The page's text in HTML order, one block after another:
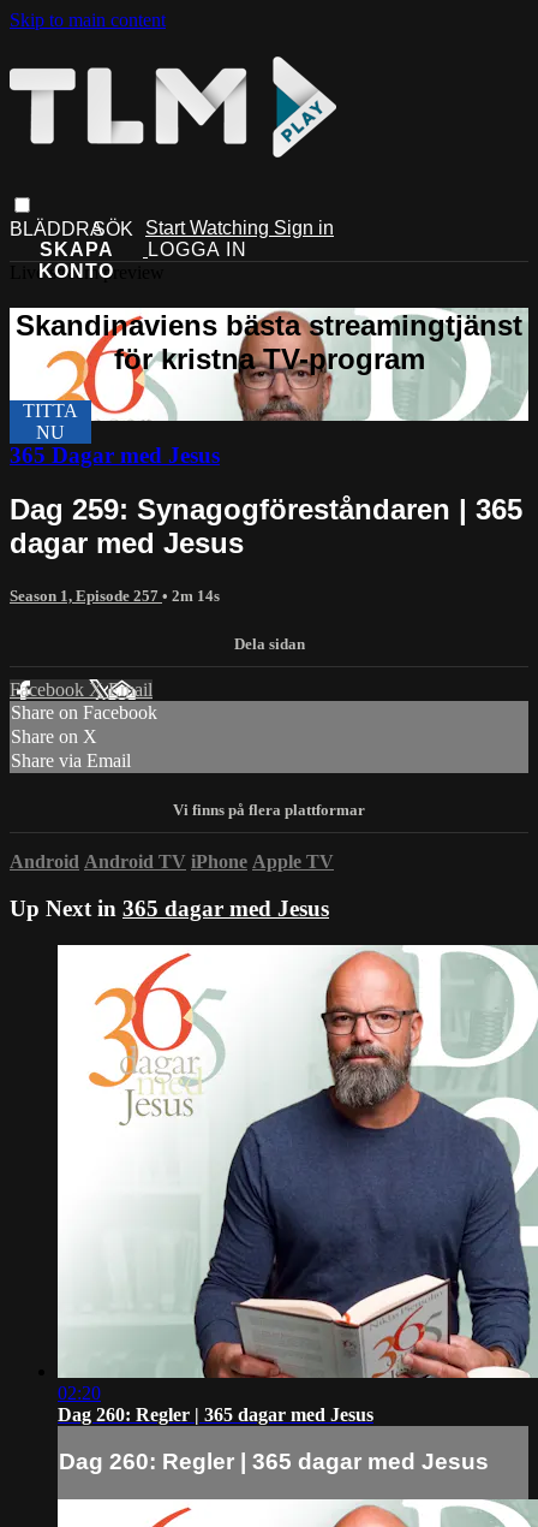
Skip to main content
Start Watching Sign in
Live stream preview
365 Dagar med Jesus
Dag 259: Synagogföreståndaren | 365
dagar med Jesus
Season 1, Episode 257 • 2m 14s
Facebook XEmail
Share on Facebook
Share on X
Share via Email
Android Android TV iPhone Apple TV
Up Next in 365 dagar med Jesus
02:20
Dag 260: Regler | 365 dagar med Jesus
Dag 260: Regler | 365 dagar med Jesus